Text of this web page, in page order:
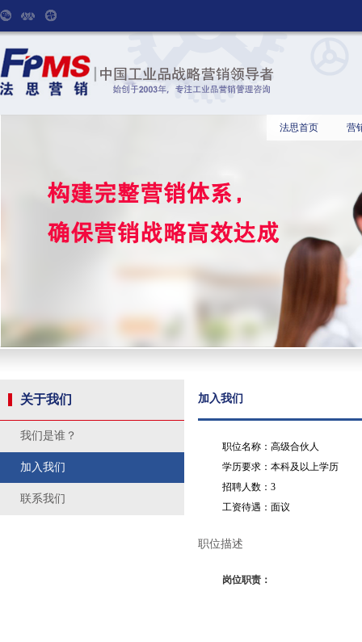
法思首页 营
关于我们
我们是谁？
加入我们
联系我们
加入我们
职位名称：高级合伙人
学历要求：本科及以上学历
招聘人数：3
工资待遇：面议
职位描述
岗位职责：